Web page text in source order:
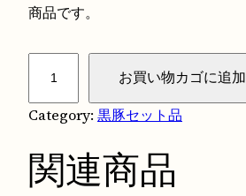
で
し
た
。
0
で
す
。
商品です。
加
品
バ
お買い物カゴに追加
Category: 黒豚セット品
関連商品